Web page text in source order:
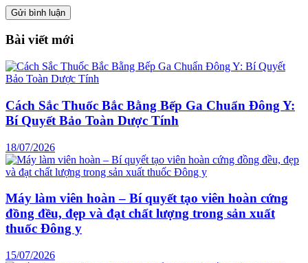
Bài viết mới
Cách Sắc Thuốc Bắc Bằng Bếp Ga Chuẩn Đông Y:
Bí Quyết Bảo Toàn Dược Tính
18/07/2026
Máy làm viên hoàn – Bí quyết tạo viên hoàn cứng
đồng đều, đẹp và đạt chất lượng trong sản xuất
thuốc Đông y
15/07/2026